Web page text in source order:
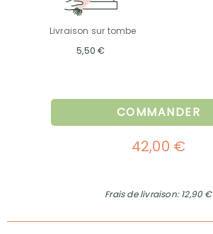
Livraison sur tombe
5,50 €
COMMANDER
42,00 €
Frais de livraison: 12,90 €